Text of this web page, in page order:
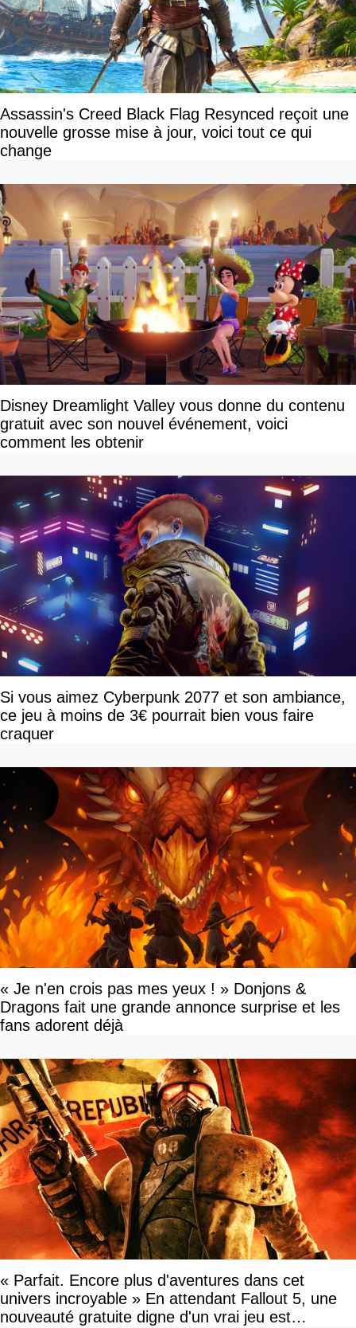
Assassin's Creed Black Flag Resynced reçoit une
nouvelle grosse mise à jour, voici tout ce qui
change
Disney Dreamlight Valley vous donne du contenu
gratuit avec son nouvel événement, voici
comment les obtenir
Si vous aimez Cyberpunk 2077 et son ambiance,
ce jeu à moins de 3€ pourrait bien vous faire
craquer
« Je n'en crois pas mes yeux ! » Donjons &
Dragons fait une grande annonce surprise et les
fans adorent déjà
« Parfait. Encore plus d'aventures dans cet
univers incroyable » En attendant Fallout 5, une
nouveauté gratuite digne d'un vrai jeu est